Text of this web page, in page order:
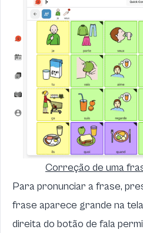
Correção de uma
Para pronunciar a frase,
frase aparece grande na
direita do botão de fala